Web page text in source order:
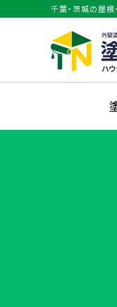
千葉・茨城の屋